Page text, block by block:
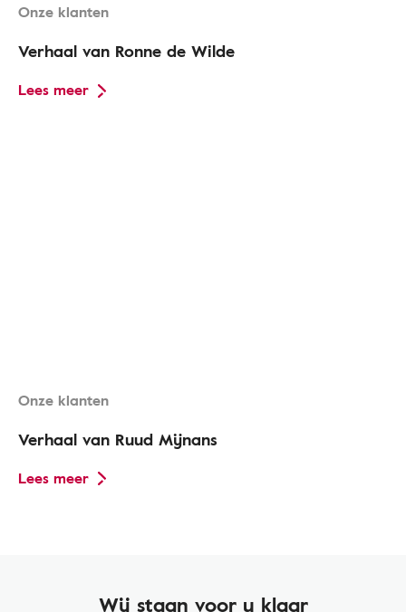
Onze klanten
Verhaal van Ronne de Wilde
Lees meer
Onze klanten
Verhaal van Ruud Mijnans
Lees meer
Wij staan voor u klaar